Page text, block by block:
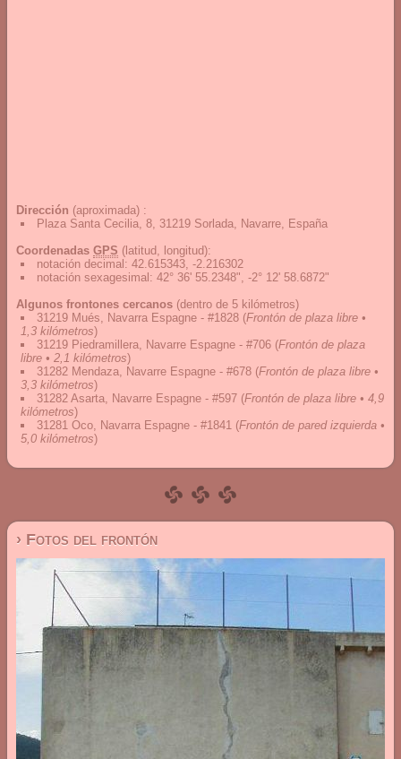
Dirección (aproximada) :
Plaza Santa Cecilia, 8, 31219 Sorlada, Navarre, España
Coordenadas GPS (latitud, longitud):
notación decimal : 42.615343, -2.216302
notación sexagesimal : 42° 36' 55.2348", -2° 12' 58.6872"
Algunos frontones cercanos (dentro de 5 kilómetros)
31219 Mués, Navarra Espagne - #1828 (Frontón de plaza libre •
1,3 kilómetros)
31219 Piedramillera, Navarre Espagne - #706 (Frontón de plaza
libre • 2,1 kilómetros)
31282 Mendaza, Navarre Espagne - #678 (Frontón de plaza libre •
3,3 kilómetros)
31282 Asarta, Navarre Espagne - #597 (Frontón de plaza libre • 4,9
kilómetros)
31281 Oco, Navarra Espagne - #1841 (Frontón de pared izquierda •
5,0 kilómetros)
› Fotos del frontón